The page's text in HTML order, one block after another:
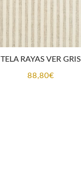
TELA RAYAS VER GRIS
88,80€